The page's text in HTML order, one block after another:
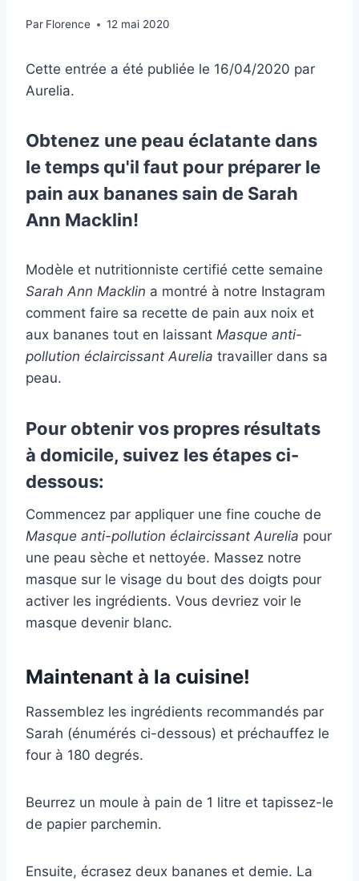
Par Florence 12 mai 2020
Cette entrée a été publiée le 16/04/2020 par
Aurelia.
Obtenez une peau éclatante dans
le temps qu'il faut pour préparer le
pain aux bananes sain de Sarah
Ann Macklin!
Modèle et nutritionniste certifié cette semaine
Sarah Ann Macklin a montré à notre Instagram
comment faire sa recette de pain aux noix et
aux bananes tout en laissant Masque anti-
pollution éclaircissant Aurelia travailler dans sa
peau.
Pour obtenir vos propres résultats
à domicile, suivez les étapes ci-
dessous:
Commencez par appliquer une fine couche de
Masque anti-pollution éclaircissant Aurelia pour
une peau sèche et nettoyée. Massez notre
masque sur le visage du bout des doigts pour
activer les ingrédients. Vous devriez voir le
masque devenir blanc.
Maintenant à la cuisine!
Rassemblez les ingrédients recommandés par
Sarah (énumérés ci-dessous) et préchauffez le
four à 180 degrés.
Beurrez un moule à pain de 1 litre et tapissez-le
de papier parchemin.
Ensuite, écrasez deux bananes et demie. La